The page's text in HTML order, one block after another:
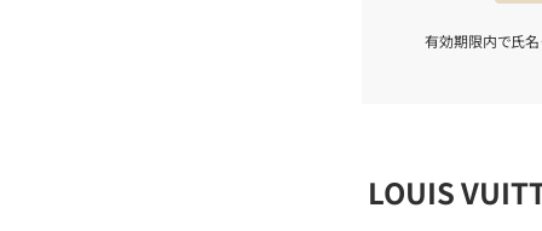
有効期限内で氏名
LOUIS